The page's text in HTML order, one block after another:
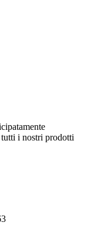
i nostri prodotti